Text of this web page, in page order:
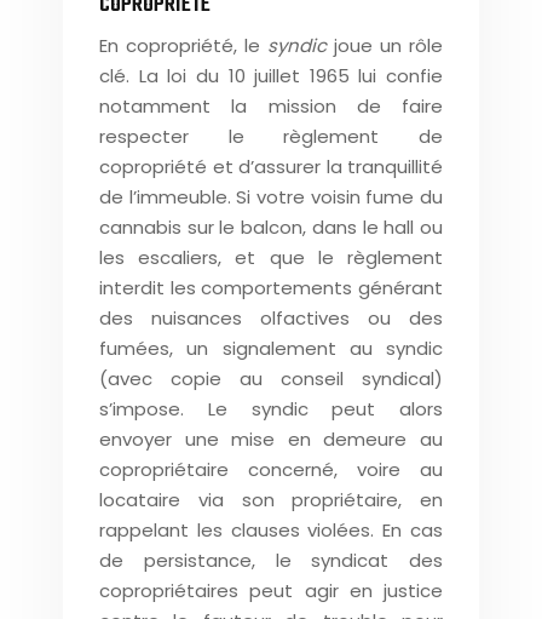
En copropriété, le syndicjoue un rôle
clé. La loi du 10 juillet 1965 lui confie
notamment la mission de faire
respecter le règlement de
copropriété et d’assurer la tranquillité
de l’immeuble. Si votre voisin fume du
cannabis sur le balcon, dans le hall ou
les escaliers, et que le règlement
interdit les comportements générant
des nuisances olfactives ou des
fumées, un signalement au syndic
(avec copie au conseil syndical)
s’impose. Le syndic peut alors
envoyer une mise en demeure au
copropriétaire concerné, voire au
locataire via son propriétaire, en
rappelant les clauses violées. En cas
de persistance, le syndicat des
copropriétaires peut agir en justice